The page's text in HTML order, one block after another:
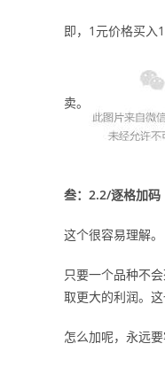
即，1元价格买入
卖。
叁：2.2/逐格加码
这个很容易理解。
只要一个品种不
取更大的利润。
怎么加呢，永远